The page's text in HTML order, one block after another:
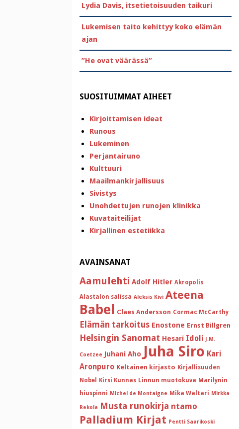
Lydia Davis, itsetietoisuuden taikuri
Lukemisen taito kehittyy koko elämän
ajan
”He ovat väärässä”
SUOSITUIMMAT AIHEET
Kirjoittamisen ideat
Runous
Lukeminen
Perjantairuno
Kulttuuri
Maailmankirjallisuus
Sivistys
Unohdettujen runojen klinikka
Kuvataiteilijat
Kirjallinen estetiikka
AVAINSANAT
Aamulehti Adolf Hitler Akropolis
Alastalon salissa Aleksis Kivi Ateena
Babel Claes Andersson Cormac McCarthy
Elämän tarkoitus Enostone Ernst Billgren
Helsingin Sanomat Hesari Idoli J.M.
Coetzee Juhani Aho Juha Siro Kari
Aronpuro Keltainen kirjasto Kirjallisuuden
Nobel
Kirsi Kunnas Linnun muotokuva Marilynin
hiuspinni Michel de Montaigne Mika Waltari Mirkka
Rekola Musta runokirja ntamo
Palladium Kirjat Pentti Saarikoski